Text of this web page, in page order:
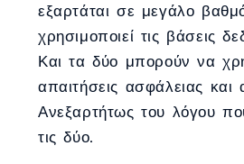
εξαρτάται σε μεγάλο
χρησιμοποιεί τις βάσεις
Και τα δύο μπορούν να
απαιτήσεις ασφάλειας
Ανεξαρτήτως του λόγου
τις δύο.